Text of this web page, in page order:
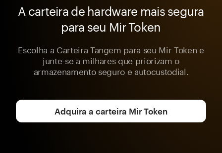
A carteira de hardware mais segura
para seu Mir Token
Escolha a Carteira Tangem para seu Mir Token e
junte-se a milhares que priorizam o
armazenamento seguro e autocustodial.
Adquira a carteira Mir Token